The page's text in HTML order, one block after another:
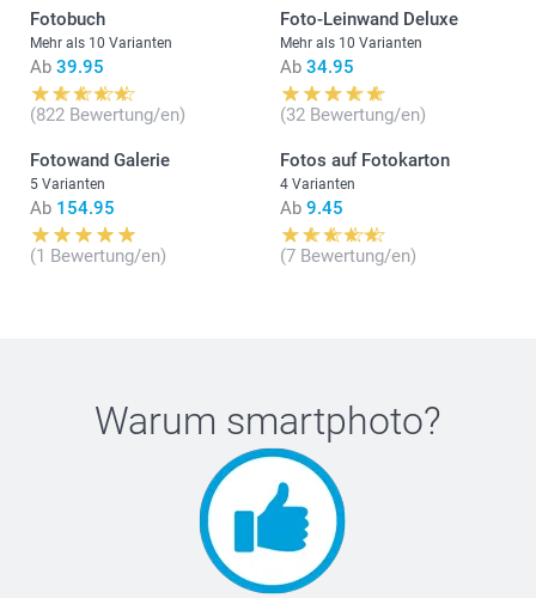
Fotobuch
Mehr als 10 Varianten
Ab 39.95
(822 Bewertung/en)
Foto-Leinwand Deluxe
Mehr als 10 Varianten
Ab 34.95
(32 Bewertung/en)
Fotowand Galerie
5 Varianten
Ab 154.95
(1 Bewertung/en)
Fotos auf Fotokarton
4 Varianten
Ab 9.45
(7 Bewertung/en)
Warum smartphoto?